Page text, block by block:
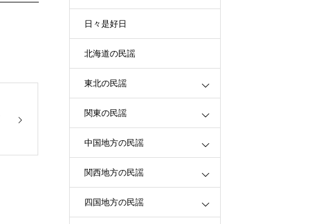
日々是好日
北海道の民謡
東北の民謡
関東の民謡
中国地方の民謡
関西地方の民謡
四国地方の民謡